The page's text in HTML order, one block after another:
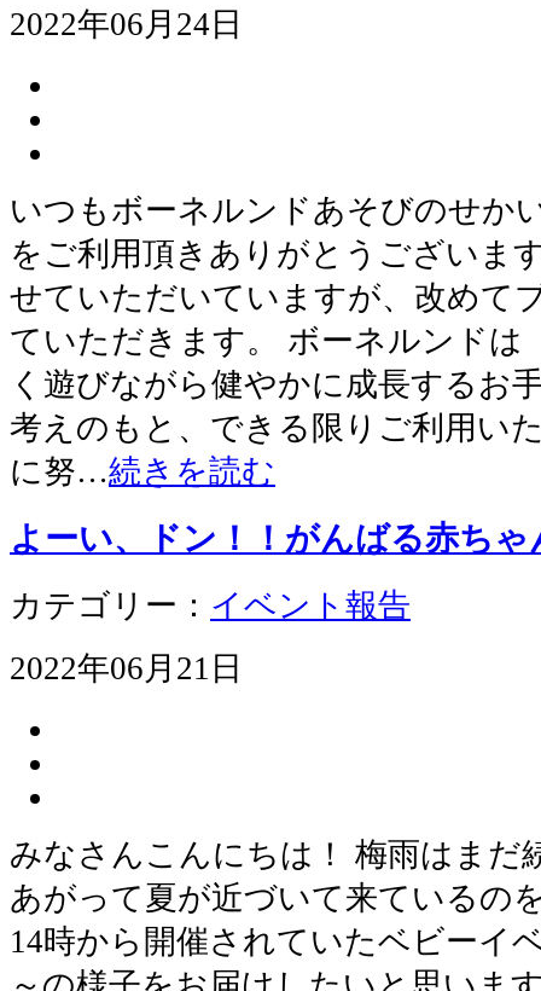
2022年06月24日
いつもボーネルンドあそびのせか
をご利用頂きありがとうございま
せていただいていますが、改めて
ていただきます。 ボーネルンドは
く遊びながら健やかに成⻑するお
考えのもと、できる限りご利⽤い
に努…続きを読む
よーい、ドン！！がんばる赤ち
カテゴリー： イベント報告
2022年06月21日
みなさんこんにちは！ 梅雨はまだ
あがって夏が近づいて来ているの
14時から開催されていたベビーイ